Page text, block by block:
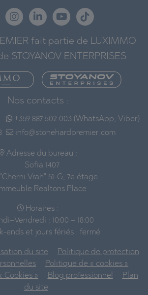
fait partie de LUXIMMO
STOYANOV ENTERPRISES
Nos contacts :
+359 887 502 003 (WhatsApp, Viber)
info@stonehardpremier.com
Adresse du bureau :
Sofia 1407
Vrah" 51-G, 7e étage
Immeuble Realtons Place
Horaires :
: 10:00 – 18:00
ends et jours fériés : fermé
du site
Politique de protection
Politique de « cookies »
Cookies »
Blog professionnel
Plan
du site